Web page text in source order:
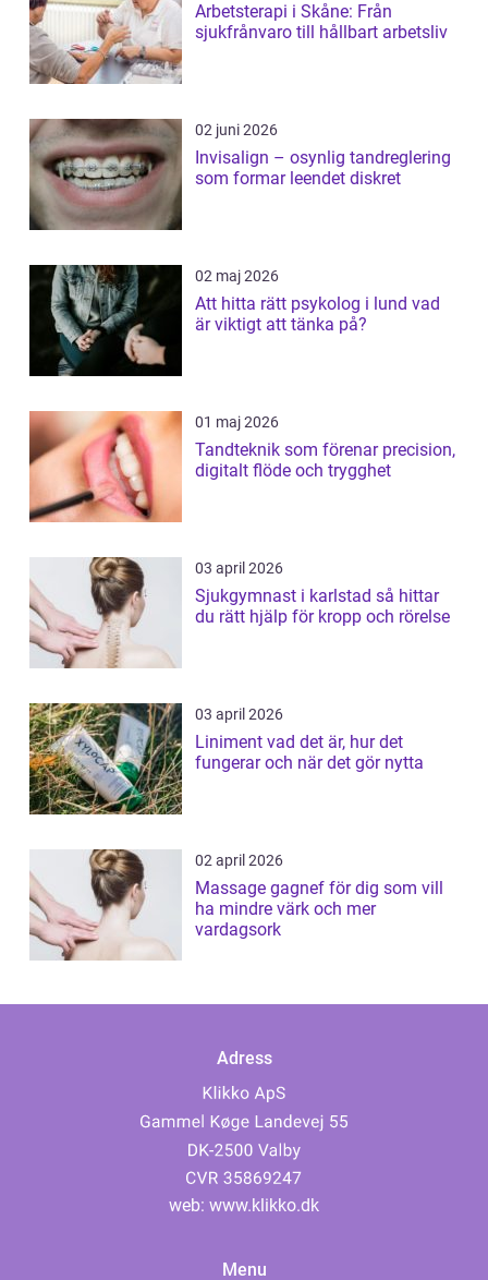
Arbetsterapi i Skåne: Från
sjukfrånvaro till hållbart arbetsliv
02 juni 2026
Invisalign – osynlig tandreglering
som formar leendet diskret
02 maj 2026
Att hitta rätt psykolog i lund vad
är viktigt att tänka på?
01 maj 2026
Tandteknik som förenar precision,
digitalt flöde och trygghet
03 april 2026
Sjukgymnast i karlstad så hittar
du rätt hjälp för kropp och rörelse
03 april 2026
Liniment vad det är, hur det
fungerar och när det gör nytta
02 april 2026
Massage gagnef för dig som vill
ha mindre värk och mer
vardagsork
Adress
web: www.klikko.dk
Menu